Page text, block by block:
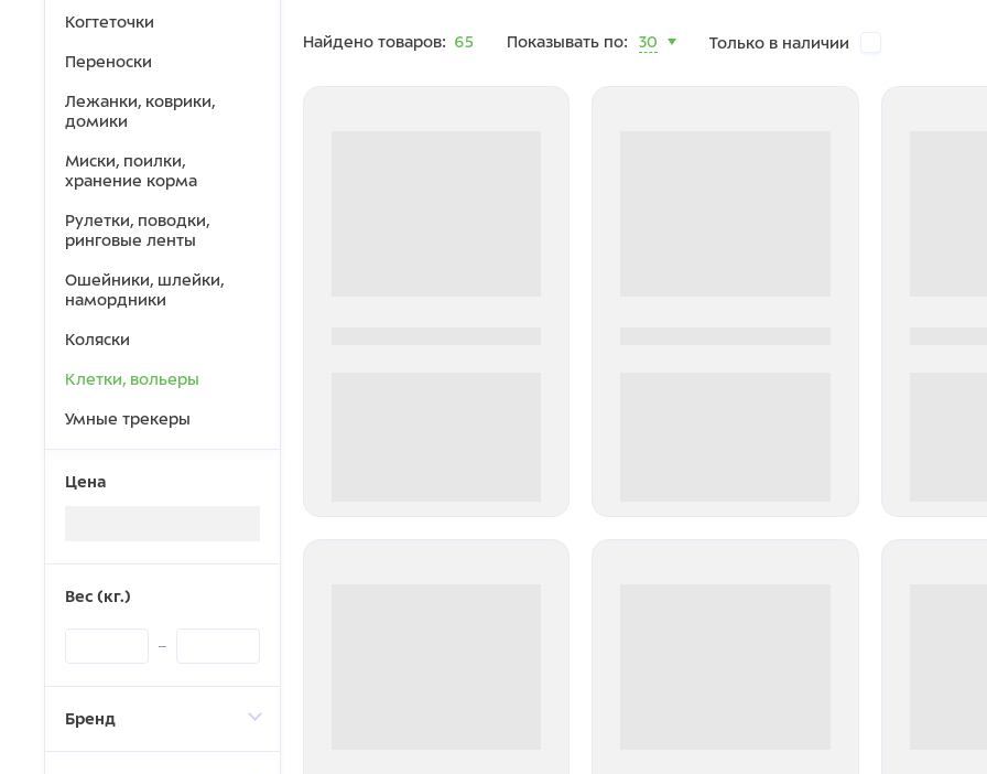
Когтеточки
Переноски
Лежанки, коврики,
домики
Миски, поилки,
хранение корма
Рулетки, поводки,
ринговые ленты
Ошейники, шлейки,
намордники
Коляски
Клетки, вольеры
Умные трекеры
Цена
Вес (кг.)
Бренд
Найдено товаров: 65 Показывать по: 30 Только в наличии